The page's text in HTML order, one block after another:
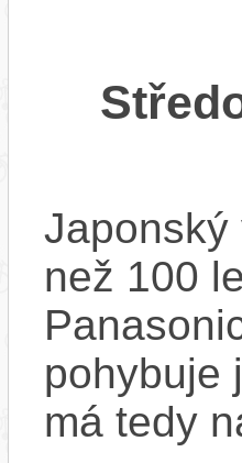
než 100
pohybuje
má tedy